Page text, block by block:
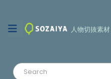
人物切抜素